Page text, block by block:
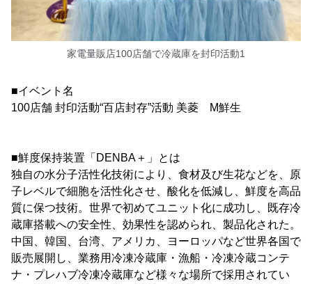
家電量販店100店舗で冷蔵庫を封印活動1
■イベント名
100店舗 封印活動“百店封存”活動 美菱 M鮮生
■鮮度保持装置「DENBA＋」とは
独自の水分子活性化技術により、食材及び生花などを、原
子レベルで細胞を活性化させ、酸化を低減し、鮮度を高品
質に保つ技術。世界で初めてユニット化に成功し、既存冷
蔵庫搭載への安全性、効果性を認められ、製品化された。
中国、韓国、台湾、アメリカ、ヨーロッパなど世界各国で
販売展開し、業務用冷凍冷蔵庫・漁船・冷凍冷蔵コンテ
ナ・プレハブ冷凍冷蔵庫など様々な場所で採用されてい